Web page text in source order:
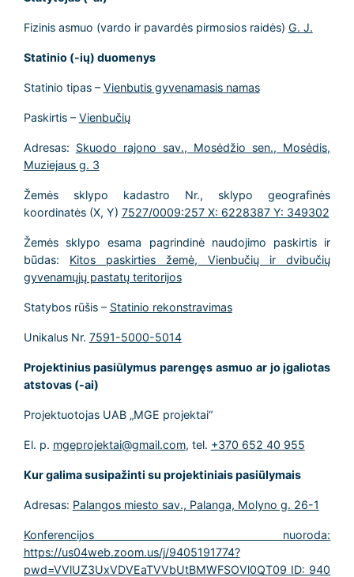
Fizinis asmuo (vardo ir pavardės pirmosios raidės) G. J.
Statinio (-ių) duomenys
Statinio tipas –Vienbutis gyvenamasis namas
Paskirtis –Vienbučių
Adresas: Skuodo rajono sav., Mosėdžio sen., Mosėdis,
Muziejaus g. 3
Žemės sklypo kadastro Nr., sklypo geografinės
koordinatės (X, Y) 7527/0009:257 X: 6228387 Y: 349302
Žemės sklypo esama pagrindinė naudojimo paskirtis ir
būdas: Kitos paskirties žemė, Vienbučių ir dvibučių
gyvenamųjų pastatų teritorijos
Statybos rūšis – Statinio rekonstravimas
Unikalus Nr. 7591-5000-5014
Projektinius pasiūlymus parengęs asmuo ar jo įgaliotas
atstovas (-ai)
Projektuotojas UAB „MGE projektai“
El. p. mgeprojektai@gmail.com, tel. +370 652 40 955
Kur galima susipažinti su projektiniais pasiūlymais
Adresas: Palangos miesto sav., Palanga, Molyno g. 26-1
Konferencijos nuoroda:
https://us04web.zoom.us/j/9405191774?
pwd=VVlUZ3UxVDVEaTVVbUtBMWFSOVl0QT09 ID: 940